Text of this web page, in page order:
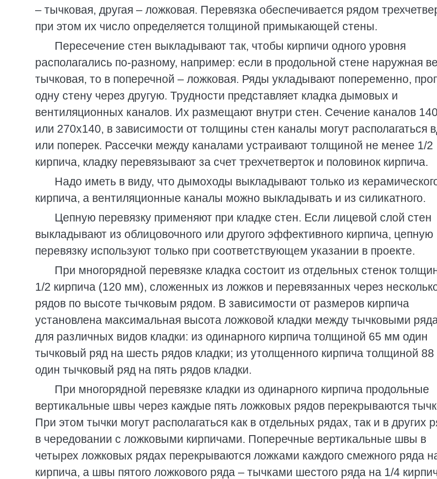
– тычковая, другая – ложковая. Перевязка обеспечивается рядом
при этом их число определяется толщиной примыкающей стены.
Пересечение стен выкладывают так, чтобы кирпичи одного уровня
располагались по-разному, например: если в продольной стене наружная
тычковая, то в поперечной – ложковая. Ряды укладывают попеременно,
одну стену через другую. Трудности представляет кладка дымовых и
вентиляционных каналов. Их размещают внутри стен. Сечение каналов
или 270х140, в зависимости от толщины стен каналы могут располагаться
или поперек. Рассечки между каналами устраивают толщиной не менее 1/2
кирпича, кладку перевязывают за счет трехчетверток и половинок кирпича.
Надо иметь в виду, что дымоходы выкладывают только из
кирпича, а вентиляционные каналы можно выкладывать и из силикатного.
Цепную перевязку применяют при кладке стен. Если лицевой слой стен
выкладывают из облицовочного или другого эффективного кирпича, цепную
перевязку используют только при соответствующем указании в проекте.
При многорядной перевязке кладка состоит из отдельных стенок
1/2 кирпича (120 мм), сложенных из ложков и перевязанных через
рядов по высоте тычковым рядом. В зависимости от размеров кирпича
установлена максимальная высота ложковой кладки между тычковыми
для различных видов кладки: из одинарного кирпича толщиной 65 мм один
тычковый ряд на шесть рядов кладки; из утолщенного кирпича толщиной
один тычковый ряд на пять рядов кладки.
При многорядной перевязке кладки из одинарного кирпича продольные
вертикальные швы через каждые пять ложковых рядов перекрываются
При этом тычки могут располагаться как в отдельных рядах, так и в других
в чередовании с ложковыми кирпичами. Поперечные вертикальные швы в
четырех ложковых рядах перекрываются ложками каждого смежного ряда
кирпича, а швы пятого ложкового ряда – тычками шестого ряда на 1/4